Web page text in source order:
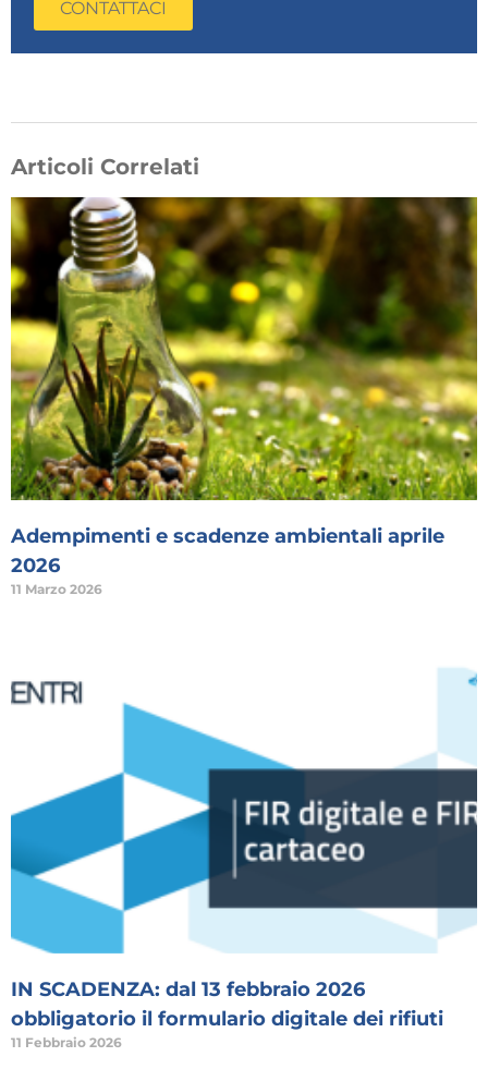
CONTATTACI
Articoli Correlati
Adempimenti e scadenze ambientali aprile
2026
11 Marzo 2026
IN SCADENZA: dal 13 febbraio 2026
obbligatorio il formulario digitale dei rifiuti
11 Febbraio 2026